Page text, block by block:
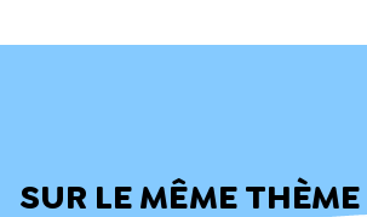
SUR LE MÊME THÈME